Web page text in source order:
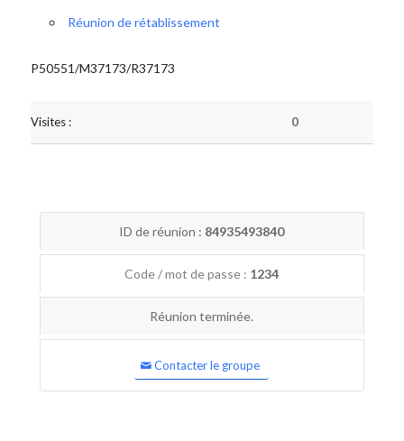
Réunion de rétablissement
P50551/M37173/R37173
Visites : 0
ID de réunion : 84935493840
Code / mot de passe : 1234
Réunion terminée.
Contacter le groupe